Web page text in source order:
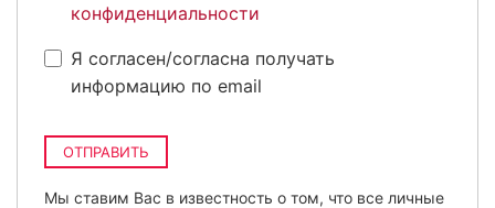
конфиденциальности
Я согласен/согласна получать
информацию по email
ОТПРАВИТЬ
Мы ставим Вас в известность о том, что все личные